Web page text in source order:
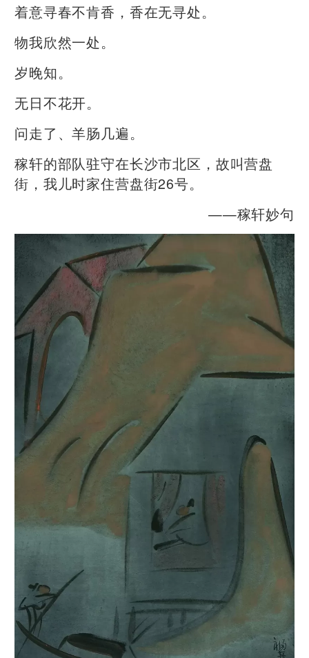
着意寻春不肯香，香在无寻处。
物我欣然一处。
岁晚知。
无日不花开。
问走了、羊肠几遍。
稼轩的部队驻守在长沙市北区，故叫营盘
街，我儿时家住营盘街26号。
——稼轩妙句